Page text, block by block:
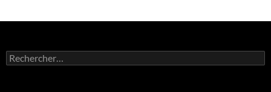
Rechercher :